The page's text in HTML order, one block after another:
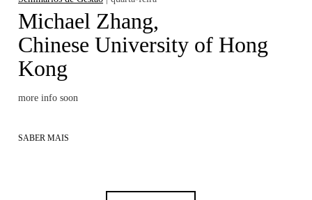
Michael Zhang,
Chinese University of Hong
Kong
more info soon
SABER MAIS